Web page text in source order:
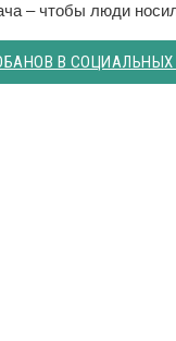
– чтобы люди
В СОЦИАЛЬНЫХ